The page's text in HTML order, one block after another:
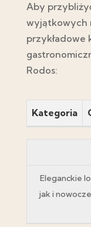
Aby
wyjątkowych
przykładowe
Rodos:
Kategoria
Eleganckie
jak i